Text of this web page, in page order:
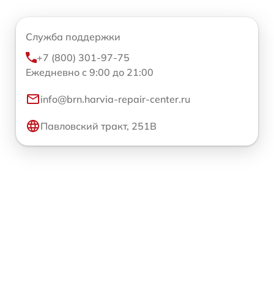
Служба поддержки
+7 (800) 301-97-75
Ежедневно с 9:00 до 21:00
info@brn.harvia-repair-center.ru
Павловский тракт, 251В